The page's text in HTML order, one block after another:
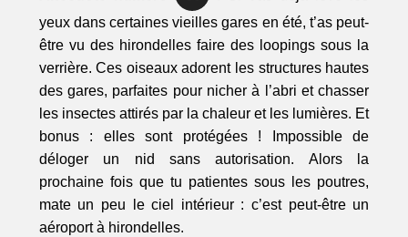
yeux dans certaines vieilles gares en été, t’as peut-
être vu des hirondelles faire des loopings sous la
verrière. Ces oiseaux adorent les structures hautes
des gares, parfaites pour nicher à l’abri et chasser
les insectes attirés par la chaleur et les lumières. Et
bonus : elles sont protégées ! Impossible de
déloger un nid sans autorisation. Alors la
prochaine fois que tu patientes sous les poutres,
mate un peu le ciel intérieur : c’est peut-être un
aéroport à hirondelles.